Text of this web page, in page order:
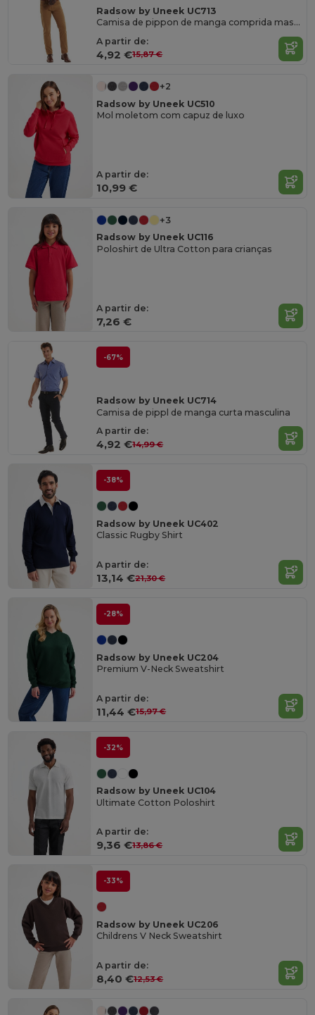
Radsow by Uneek UC713
Camisa de pippon de manga comprida masculina
A partir de:
4,92 €15,87 €
+2
Radsow by Uneek UC510
Mol moletom com capuz de luxo
A partir de:
10,99 €
+3
Radsow by Uneek UC116
Poloshirt de Ultra Cotton para crianças
A partir de:
7,26 €
-67%
Radsow by Uneek UC714
Camisa de pippl de manga curta masculina
A partir de:
4,92 €14,99 €
-38%
Radsow by Uneek UC402
Classic Rugby Shirt
A partir de:
13,14 €21,30 €
-28%
Radsow by Uneek UC204
Premium V-Neck Sweatshirt
A partir de:
11,44 €15,97 €
-32%
Radsow by Uneek UC104
Ultimate Cotton Poloshirt
A partir de:
9,36 €13,86 €
-33%
Radsow by Uneek UC206
Childrens V Neck Sweatshirt
A partir de:
8,40 €12,53 €